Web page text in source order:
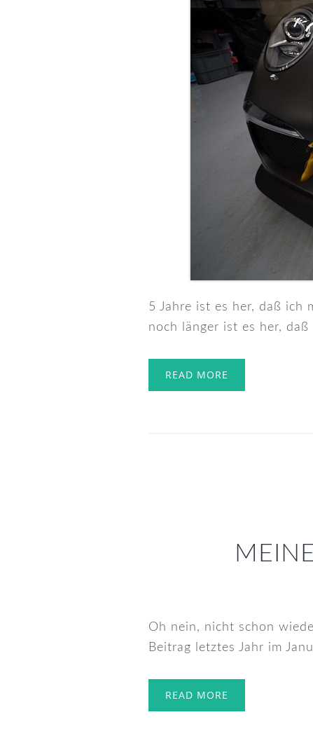
5 Jahre ist es her, daß ich
noch länger ist es her, daß
READ MORE
Oh nein, nicht schon
Beitrag letztes Jahr im
READ MORE